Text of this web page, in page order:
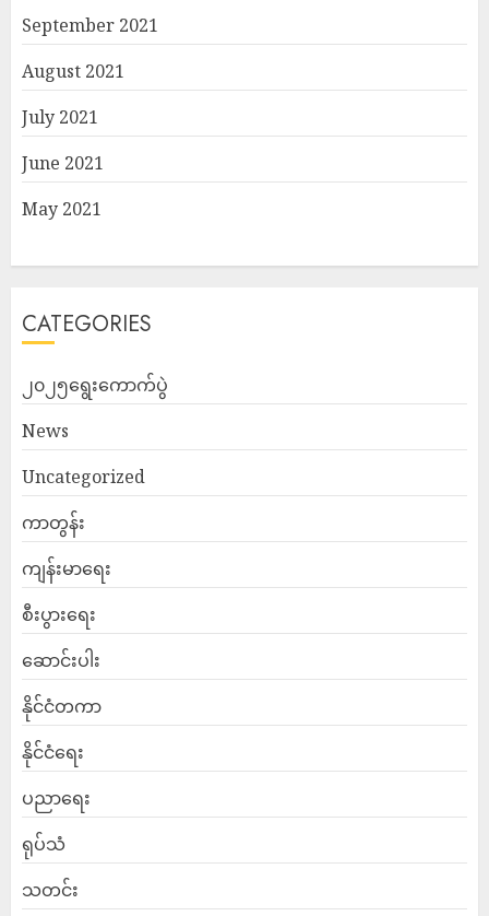
September 2021
August 2021
July 2021
June 2021
May 2021
CATEGORIES
၂၀၂၅ရွေးကောက်ပွဲ
News
Uncategorized
ကာတွန်း
ကျန်းမာရေး
စီးပွားရေး
ဆောင်းပါး
နိုင်ငံတကာ
နိုင်ငံရေး
ပညာရေး
ရုပ်သံ
သတင်း